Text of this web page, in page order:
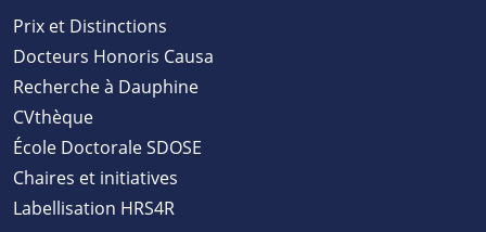
Prix et Distinctions
Docteurs Honoris Causa
Recherche à Dauphine
CVthèque
École Doctorale SDOSE
Chaires et initiatives
Labellisation HRS4R